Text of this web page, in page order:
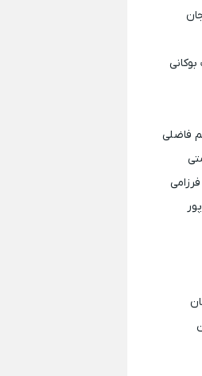
بوکانی
فاضلی